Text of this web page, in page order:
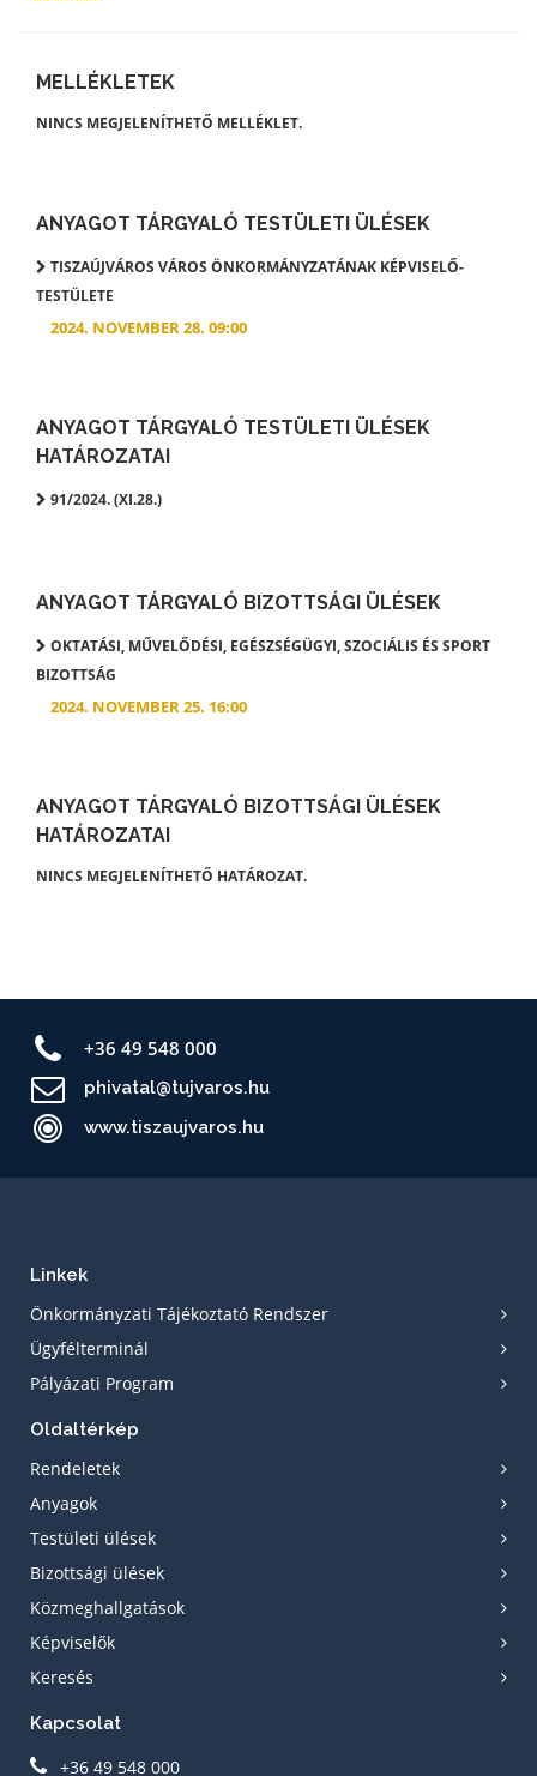
MELLÉKLETEK
NINCS MEGJELENÍTHETŐ MELLÉKLET.
ANYAGOT TÁRGYALÓ TESTÜLETI ÜLÉSEK
TISZAÚJVÁROS VÁROS ÖNKORMÁNYZATÁNAK KÉPVISELŐ-
TESTÜLETE
2024. NOVEMBER 28. 09:00
ANYAGOT TÁRGYALÓ TESTÜLETI ÜLÉSEK
HATÁROZATAI
91/2024. (XI.28.)
ANYAGOT TÁRGYALÓ BIZOTTSÁGI ÜLÉSEK
OKTATÁSI, MŰVELŐDÉSI, EGÉSZSÉGÜGYI, SZOCIÁLIS ÉS SPORT
BIZOTTSÁG
2024. NOVEMBER 25. 16:00
ANYAGOT TÁRGYALÓ BIZOTTSÁGI ÜLÉSEK
HATÁROZATAI
NINCS MEGJELENÍTHETŐ HATÁROZAT.
+36 49 548 000
phivatal@tujvaros.hu
www.tiszaujvaros.hu
Linkek
Önkormányzati Tájékoztató Rendszer
Ügyfélterminál
Pályázati Program
Oldaltérkép
Rendeletek
Anyagok
Testületi ülések
Bizottsági ülések
Közmeghallgatások
Képviselők
Keresés
Kapcsolat
+36 49 548 000